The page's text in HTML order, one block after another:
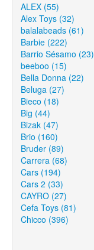
ALEX (55)
Alex Toys (32)
balalabeads (61)
Barbie (222)
Barrio Sésamo (23)
beeboo (15)
Bella Donna (22)
Beluga (27)
Bieco (18)
Big (44)
Bizak (47)
Brio (160)
Bruder (89)
Carrera (68)
Cars (194)
Cars 2 (33)
CAYRO (27)
Cefa Toys (81)
Chicco (396)